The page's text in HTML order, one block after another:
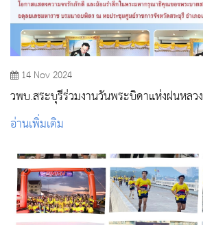
14 Nov 2024
วพบ.สระบุรีร่วมงานวันพระบิดาแห่งฝนหลวง ณ ศูนย์ราชการ
จังหวัดสระบุรี
อ่านเพิ่มเติม